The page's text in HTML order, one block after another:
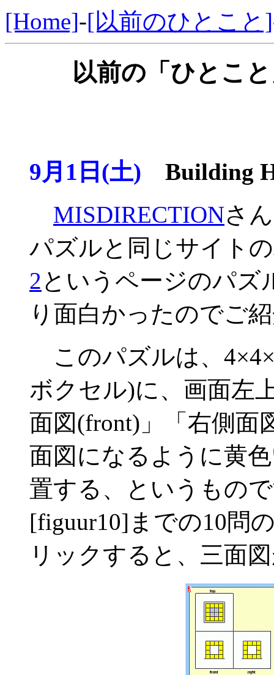
[Home]-[以前のひとこと]
以前の「ひとこ
9月1日(土) Building
MISDIRECTIONさ
パズルと同じサイト
2というページのパズ
り面白かったのでご
このパズルは、
ボクセル)に、画面左
面図(front)」「右側面
面図になるように黄
置する、というもの
[figuur10]までの10問
リックすると、三面